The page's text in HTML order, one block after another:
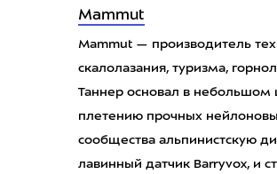
Mammut
Mammut — производитель
скалолазания, туризма,
Таннер основал в небольшом
плетению прочных
сообщества альпинистскую
лавинный датчик Barryvox, и